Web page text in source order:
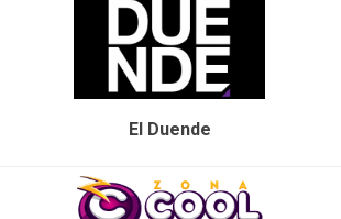
El Duende